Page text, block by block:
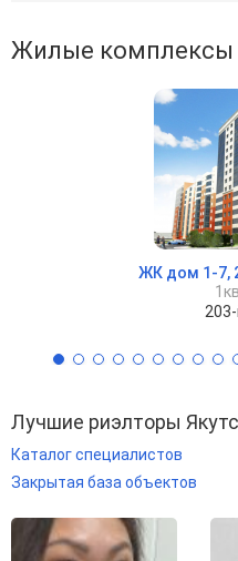
Жилые комплексы
ЖК дом 1-7,
Лучшие риэлторы
Каталог специалистов
Закрытая база объектов